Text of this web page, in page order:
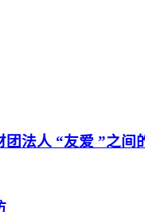
法人 “友爱 ”之间